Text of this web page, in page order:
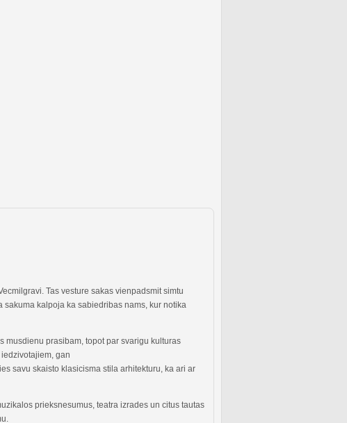
Tas vesture sakas vienpadsmit simtu
kalpoja ka sabiedribas nams, kur notika
musdienu prasibam, topot par svarigu kulturas
gan
savu skaisto klasicisma stila arhitekturu, ka ari ar
prieksnesumus, teatra izrades un citus tautas